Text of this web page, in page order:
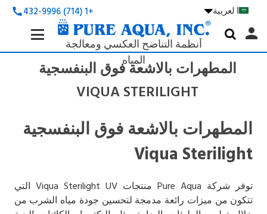
call +1 (714) 432-9996 ا لعربية
أنظمة التناضح العكسي ومعالجة
المياه
Search
Keyword:
 person
المطهرات بالاشعة فوق البنفسجية
VIQUA STERILIGHT
المطهرات بالاشعة فوق البنفسجية
Viqua Sterilight
توفر شركة Pure Aqua منتجات Viqua Sterilight UV التي
تتكون من ميزات رائعة مدمجة لتحسين جودة مياه الشرب من